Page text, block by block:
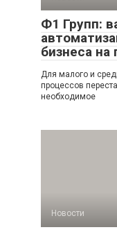
Ф1 Групп:
бизнеса
Для малого и
процессов
необходимое
Новости